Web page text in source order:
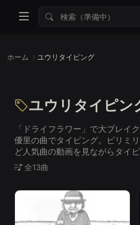
ホーム ユウリタイピング
ユウリタイピン
「ドライフラワー」で大ブレイ
優里の曲でタイピング。ビリミ
ど人気曲の動画を見ながらタイ
全13曲